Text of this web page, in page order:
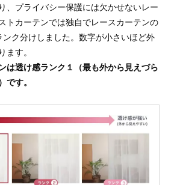
、プライバシー保護には欠かせないレー
トカーテンでは独自でレースカーテンの
ク分けしました。数字が小さいほど外
ます。
は透け感ランク１（最も外から見えづら
です。